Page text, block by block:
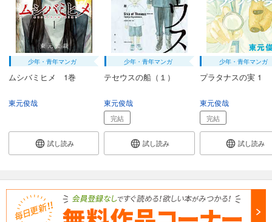
少年・青年マンガ
ムシバミヒメ 1巻
東元俊哉
試し読み
少年・青年マンガ
テセウスの船（１）
東元俊哉
完結
試し読み
少年・青年マンガ
プラタナスの実 1
東元俊哉
完結
試し読み